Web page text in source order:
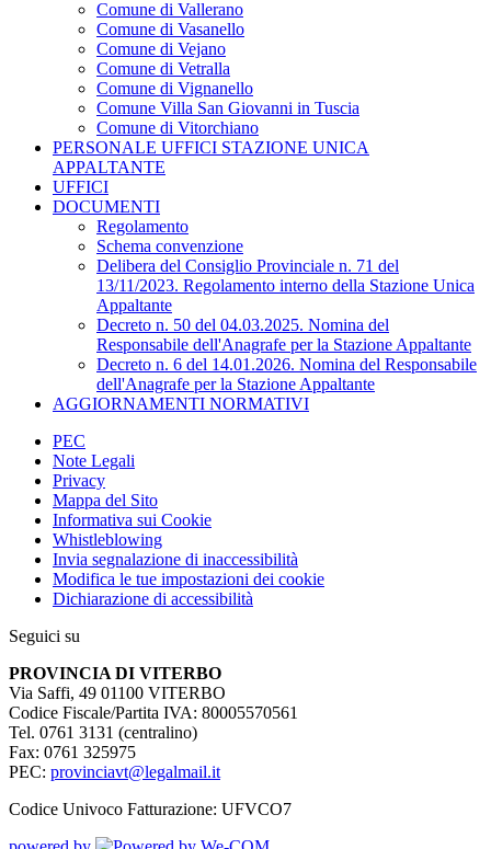
Comune di Vallerano
Comune di Vasanello
Comune di Vejano
Comune di Vetralla
Comune di Vignanello
Comune Villa San Giovanni in Tuscia
Comune di Vitorchiano
PERSONALE UFFICI STAZIONE UNICA
APPALTANTE
UFFICI
DOCUMENTI
Regolamento
Schema convenzione
Delibera del Consiglio Provinciale n. 71 del
13/11/2023. Regolamento interno della Stazione Unica
Appaltante
Decreto n. 50 del 04.03.2025. Nomina del
Responsabile dell'Anagrafe per la Stazione Appaltante
Decreto n. 6 del 14.01.2026. Nomina del Responsabile
dell'Anagrafe per la Stazione Appaltante
AGGIORNAMENTI NORMATIVI
PEC
Note Legali
Privacy
Mappa del Sito
Informativa sui Cookie
Whistleblowing
Invia segnalazione di inaccessibilità
Modifica le tue impostazioni dei cookie
Dichiarazione di accessibilità
Seguici su
PROVINCIA DI VITERBO
Via Saffi, 49 01100 VITERBO
Codice Fiscale/Partita IVA: 80005570561
Tel. 0761 3131 (centralino)
Fax: 0761 325975
PEC: provinciavt@legalmail.it
Codice Univoco Fatturazione: UFVCO7